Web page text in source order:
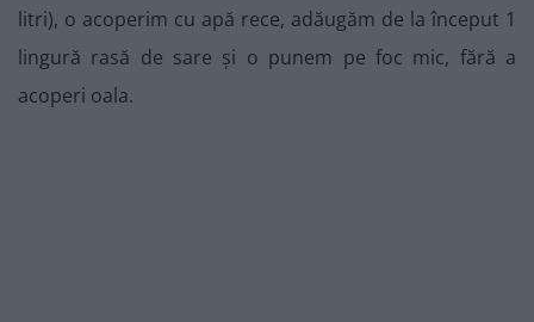
litri), o acoperim cu apă rece, adăugăm de la început 1
lingură rasă de sare și o punem pe foc mic, fără a
acoperi oala.